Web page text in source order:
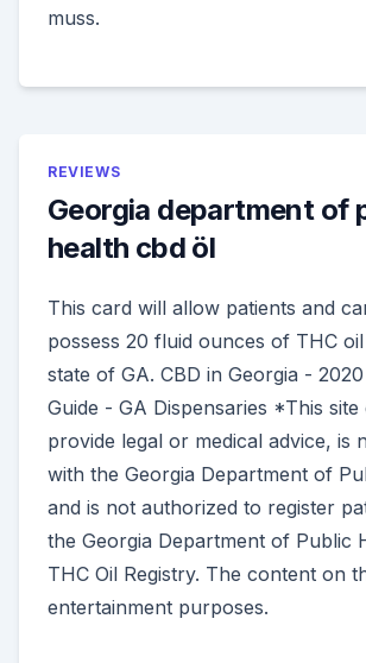
muss.
REVIEWS
Georgia department of
health cbd öl
This card will allow patients and
possess 20 fluid ounces of THC
state of GA. CBD in Georgia -
Guide - GA Dispensaries *This site
provide legal or medical advice, is
with the Georgia Department of
and is not authorized to register
the Georgia Department of Public
THC Oil Registry. The content on
entertainment purposes.